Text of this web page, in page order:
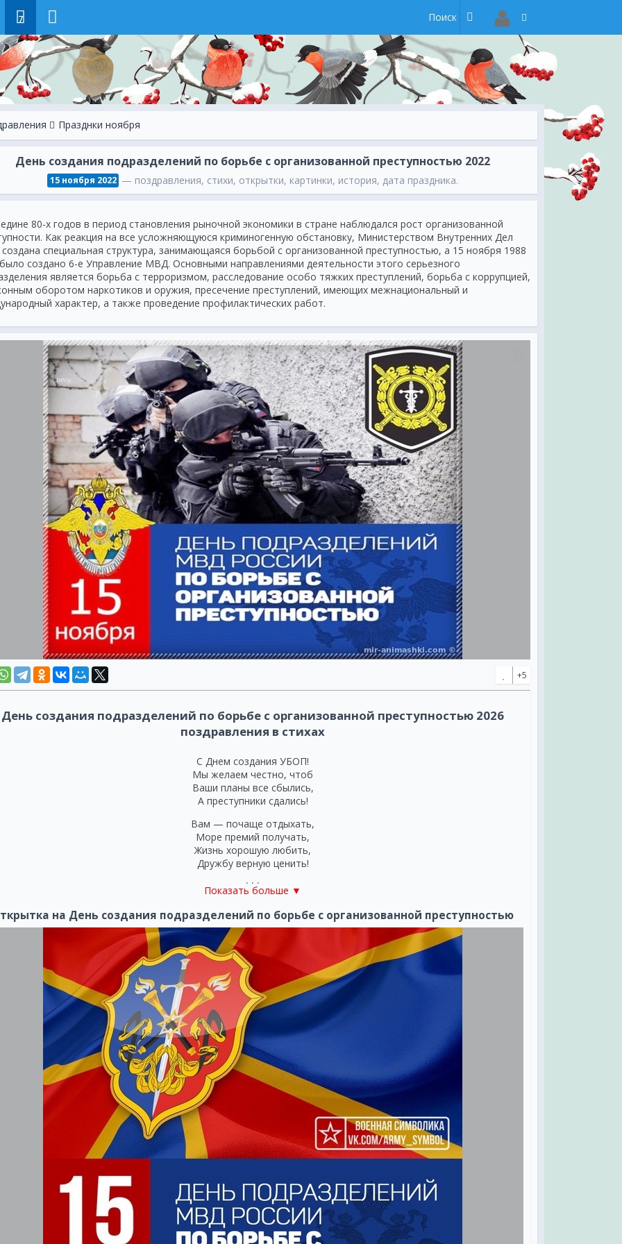
7
Празднки ноября
День создания подразделений по борьбе с организованной преступностью 2022
15 ноября 2022 — поздравления, стихи, открытки, картинки, история, дата праздника.
80-х годов в период становления рыночной экономики в стране наблюдался рост организованной
Как реакция на все усложняющуюся криминогенную обстановку, Министерством Внутренних Дел
специальная структура, занимающаяся борьбой с организованной преступностью, а 15 ноября 1988
создано 6-е Управление МВД. Основными направлениями деятельности этого серьезного
является борьба с терроризмом, расследование особо тяжких преступлений, борьба с коррупцией,
оборотом наркотиков и оружия, пресечение преступлений, имеющих межнациональный и
характер, а также проведение профилактических работ.
+5
День создания подразделений по борьбе с организованной преступностью 2026
поздравления в стихах
С Днем создания УБОП!
Мы желаем честно, чтоб
Ваши планы все сбылись,
А преступники сдались!
Вам — почаще отдыхать,
Море премий получать,
Жизнь хорошую любить,
Дружбу верную ценить!
***
Оргпреступность — это зло,
Спорить здесь никто не станет,
Но таких крутых ребят,
Они точно не обманут.
Острый ум и острый глаз —
Никому от вас не скрыться,
Если вышли вы на след,
Остается покориться.
Я желаю долго жить,
Крепким быть и очень сильным,
Добрым быть в душе своей,
А в одежде — очень стильным!
Женщин всех с ума сводить,
Не грустить и не сдаваться,
Всех бандитов посадить,
И почаще улыбаться!
***
Организованных бандитов
Изловят быстро и за раз,
Сотрудники подразделенья
В борьбе проводят каждый час,
Сегодня их подразделенье
Показать больше ▼
на День создания подразделений по борьбе с организованной преступностью